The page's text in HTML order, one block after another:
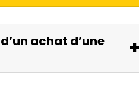
achat d’une